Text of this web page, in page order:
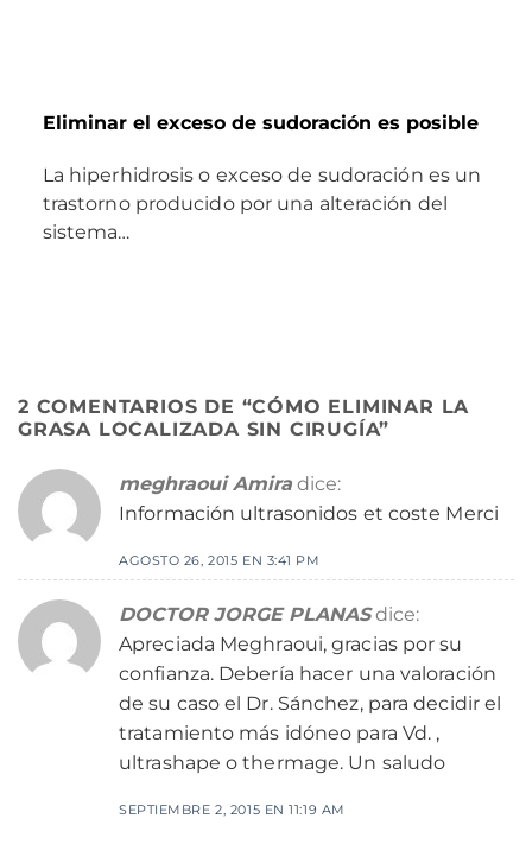
Eliminar el exceso de sudoración es posible
La hiperhidrosis o exceso de sudoración es un
trastorno producido por una alteración del
sistema…
2 COMENTARIOS DE “CÓMO ELIMINAR LA
GRASA LOCALIZADA SIN CIRUGÍA”
meghraoui Amira dice:
Información ultrasonidos et coste Merci
AGOSTO 26, 2015 EN 3:41 PM
DOCTOR JORGE PLANAS dice:
Apreciada Meghraoui, gracias por su
confianza. Debería hacer una valoración
de su caso el Dr. Sánchez, para decidir el
tratamiento más idóneo para Vd. ,
ultrashape o thermage. Un saludo
SEPTIEMBRE 2, 2015 EN 11:19 AM